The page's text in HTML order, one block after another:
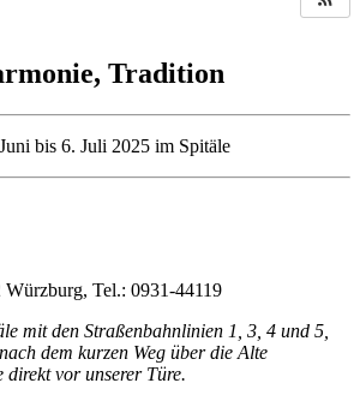
Tradition
bis 6. Juli 2025 im Spitäle
Würzburg, Tel.: 0931-44119
mit den Straßenbahnlinien 1, 3, 4 und 5,
dem kurzen Weg über die Alte
direkt vor unserer Türe.